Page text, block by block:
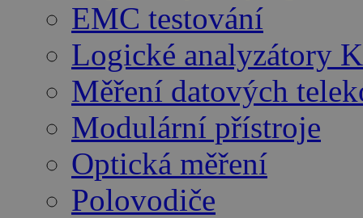
EMC testování
Logické analyzátory
Měření datových
Modulární přístroje
Optická měření
Polovodiče